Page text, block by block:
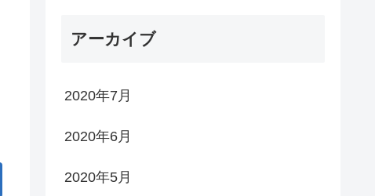
アーカイブ
2020年7月
2020年6月
2020年5月